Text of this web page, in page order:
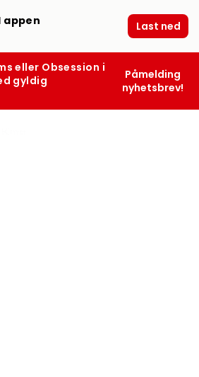
appen Last ned
eller Obsession i
gyldig
Påmelding
nyhetsbrev!